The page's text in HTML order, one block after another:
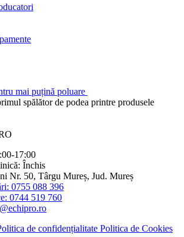
mai puțină poluare
spălător de podea printre produsele
17:00
Închis
Nr. 50, Târgu Mureș, Jud. Mureș
0755 088 396
0744 519 760
de confidențialitate Politica de Cookies